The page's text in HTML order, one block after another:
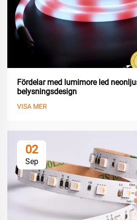
Fördelar med lumimore led
belysningsdesign
VISA MER
02
Sep